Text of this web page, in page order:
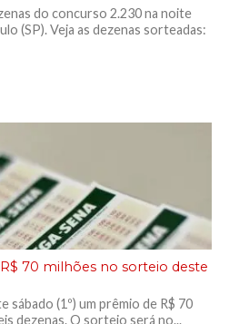
do concurso 2.230 na noite
(SP). Veja as dezenas sorteadas:
70 milhões no sorteio deste
sábado (1º) um prêmio de R$ 70
dezenas. O sorteio será no...